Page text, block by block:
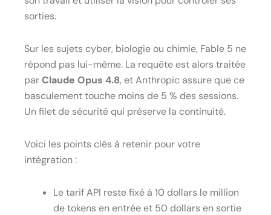
sorties.
Sur les sujets cyber, biologie ou chimie, Fable 5 ne
répond pas lui-même. La requête est alors traitée
parClaude Opus 4.8, et Anthropic assure que ce
basculement touche moins de 5 % des sessions.
Un filet de sécurité qui préserve la continuité.
Voici les points clés à retenir pour votre
intégration :
Le tarif API reste fixé à 10 dollars le million
de tokens en entrée et 50 dollars en sortie